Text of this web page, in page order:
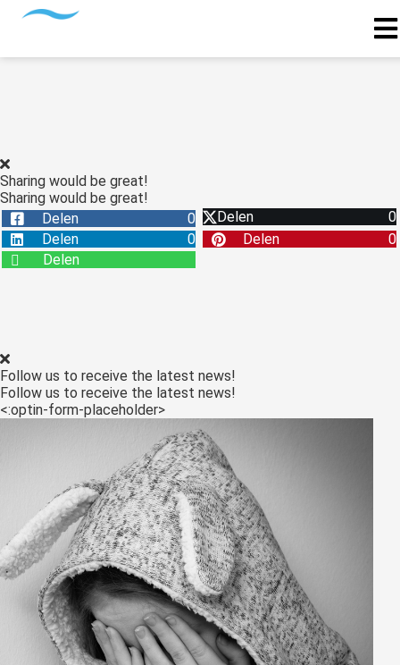
Sharing would be great!
Sharing would be great!
Delen
0 Delen
0
Delen
0 Delen
0
Delen
Follow us to receive the latest news!
Follow us to receive the latest news!
<:optin-form-placeholder>